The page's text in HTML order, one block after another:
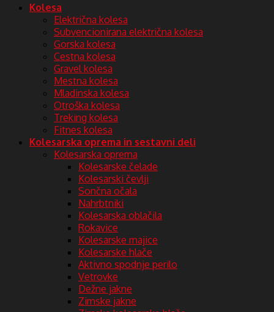
Kolesa
Električna kolesa
Subvencionirana električna kolesa
Gorska kolesa
Cestna kolesa
Gravel kolesa
Mestna kolesa
Mladinska kolesa
Otroška kolesa
Treking kolesa
Fitnes kolesa
Kolesarska oprema in sestavni deli
Kolesarska oprema
Kolesarske čelade
Kolesarski čevlji
Sončna očala
Nahrbtniki
Kolesarska oblačila
Rokavice
Kolesarske majice
Kolesarske hlače
Aktivno spodnje perilo
Vetrovke
Dežne jakne
Zimske jakne